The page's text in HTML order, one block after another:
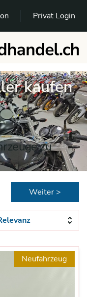
Privat Login
kaufen
zu
Weiter >
Neufahrzeug